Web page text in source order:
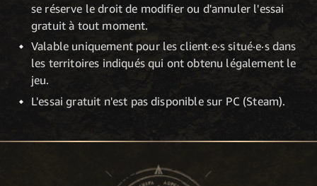
se réserve le droit de modifier ou d'annuler l'essai
gratuit à tout moment.
Valable uniquement pour les client·e·s situé·e·s dans
les territoires indiqués qui ont obtenu légalement le
jeu.
L'essai gratuit n'est pas disponible sur PC (Steam).